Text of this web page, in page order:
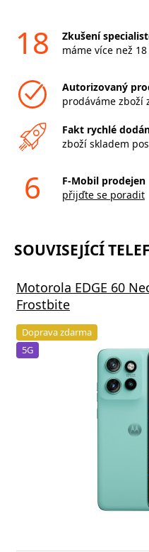
18
Zkušení
máme více než
Autorizovaný
prodáváme zboží
Fakt rychlé
zboží skladem
6
F-Mobil prodejen
přijďte se poradit
SOUVISEJÍCÍ
Motorola EDGE 60
Frostbite
Doprava zdarma
5G